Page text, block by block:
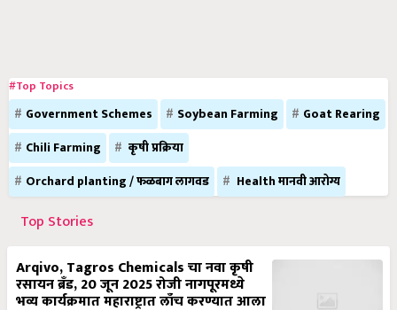
Government Schemes Soybean Farming
Goat Rearing
Chili Farming
कृषी प्रक्रिया
Orchard planting / फळबाग लागवड
Health मानवी आरोग्य
Top Stories
रसायन ब्रँड, 20 जून 2025 रोजी नागपूरमध्ये
भव्य कार्यक्रमात महाराष्ट्रात लाँच करण्यात आला